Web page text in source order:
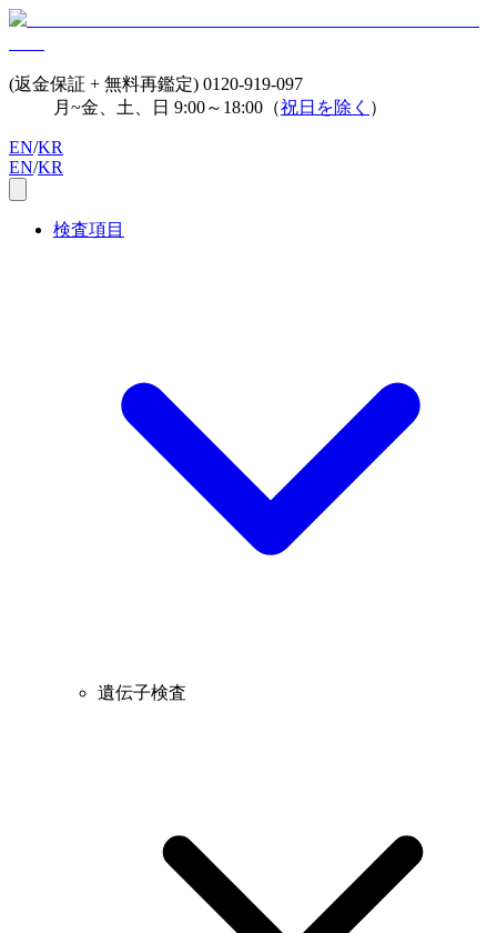
(返金保証 + 無料再鑑定) 0120-919-097
月~金、土、日 9:00～18:00（祝日を除く ）
EN/KR
EN/KR
検査項目
遺伝子検査